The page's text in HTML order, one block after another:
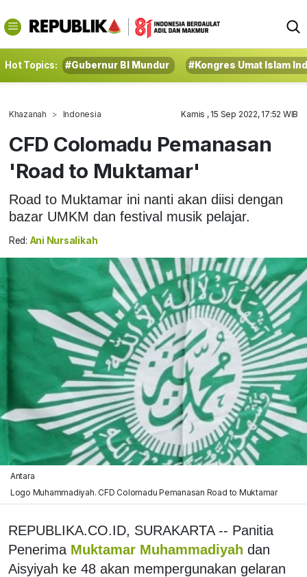
Hot Topics: #Gubernur BI Mundur #Kongres Umat Islam
Khazanah Indonesia Kamis , 15 Sep 2022, 17:52 WIB
CFD Colomadu Pemanasan
'Road to Muktamar'
Road to Muktamar ini nanti akan diisi dengan
bazar UMKM dan festival musik pelajar.
Red: Ani Nursalikah
Antara
Logo Muhammadiyah. CFD Colomadu Pemanasan Road to Muktamar
REPUBLIKA.CO.ID, SURAKARTA -- Panitia
Penerima Muktamar Muhammadiyah dan
Aisyiyah ke 48 akan mempergunakan gelaran